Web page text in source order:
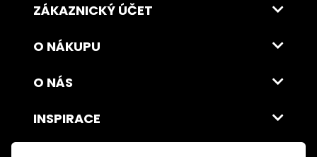
ZÁKAZNICKÝ ÚČET
O NÁKUPU
O NÁS
INSPIRACE